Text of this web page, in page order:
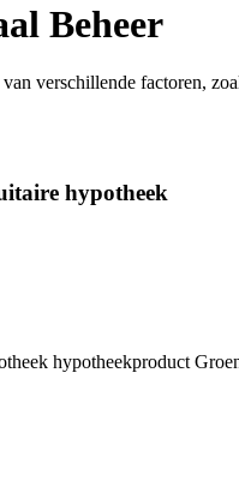
Beheer
verschillende factoren,
hypotheek
hypotheekproduct